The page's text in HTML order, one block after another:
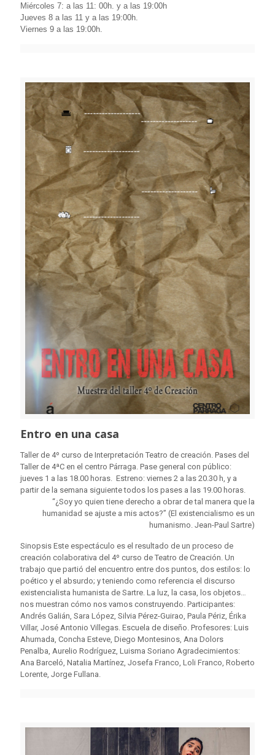
Miércoles 7: a las 11: 00h. y a las 19:00h
Jueves 8 a las 11 y a las 19:00h.
Viernes 9 a las 19:00h.
Entro en una casa
Taller de 4º curso de Interpretación Teatro de creación. Pases del
Taller de 4ªC en el centro Párraga. Pase general con público:
jueves 1 a las 18.00 horas. Estreno: viernes 2 a las 20.30 h, y a
partir de la semana siguiente todos los pases a las 19.00 horas.
“¿Soy yo quien tiene derecho a obrar de tal manera que la
humanidad se ajuste a mis actos?” (El existencialismo es un
humanismo. Jean-Paul Sartre)
Sinopsis Este espectáculo es el resultado de un proceso de
creación colaborativa del 4º curso de Teatro de Creación. Un
trabajo que partió del encuentro entre dos puntos, dos estilos: lo
poético y el absurdo; y teniendo como referencia el discurso
existencialista humanista de Sartre. La luz, la casa, los objetos…
nos muestran cómo nos vamos construyendo. Participantes:
Andrés Galián, Sara López, Silvia Pérez-Guirao, Paula Périz, Érika
Villar, José Antonio Villegas. Escuela de diseño. Profesores: Luis
Ahumada, Concha Esteve, Diego Montesinos, Ana Dolors
Penalba, Aurelio Rodríguez, Luisma Soriano Agradecimientos:
Ana Barceló, Natalia Martínez, Josefa Franco, Loli Franco, Roberto
Lorente, Jorge Fullana.